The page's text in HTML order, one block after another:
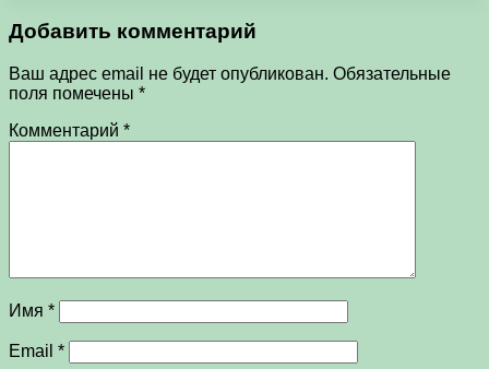
Добавить комментарий
Ваш адрес email не будет опубликован. Обязательные
поля помечены *
Комментарий *
Имя *
Email *